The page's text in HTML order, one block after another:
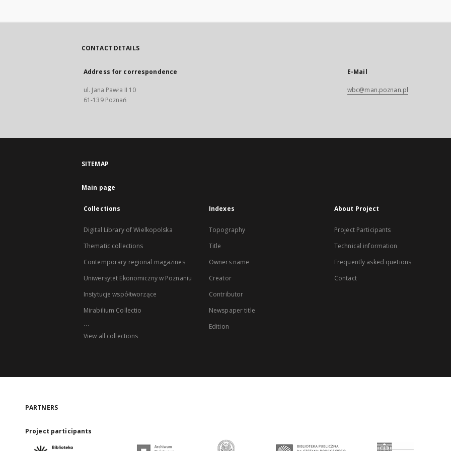
CONTACT DETAILS
Address for correspondence
ul. Jana Pawła II 10
61-139 Poznań
E-Mail
wbc@man.poznan.pl
SITEMAP
Main page
Collections
Digital Library of Wielkopolska
Thematic collections
Contemporary regional magazines
Uniwersytet Ekonomiczny w Poznaniu
Instytucje współtworzące
Mirabilium Collectio
...
View all collections
Indexes
Topography
Title
Owners name
Creator
Contributor
Newspaper title
Edition
About Project
Project Participants
Technical information
Frequently asked quetions
Contact
PARTNERS
Project participants